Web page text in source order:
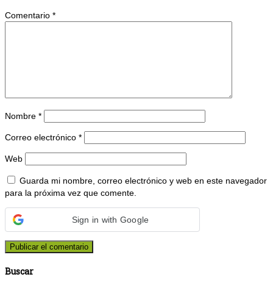
Comentario *
Nombre *
Correo electrónico *
Web
Guarda mi nombre, correo electrónico y web en este navegador
para la próxima vez que comente.
Sign in with Google
Buscar